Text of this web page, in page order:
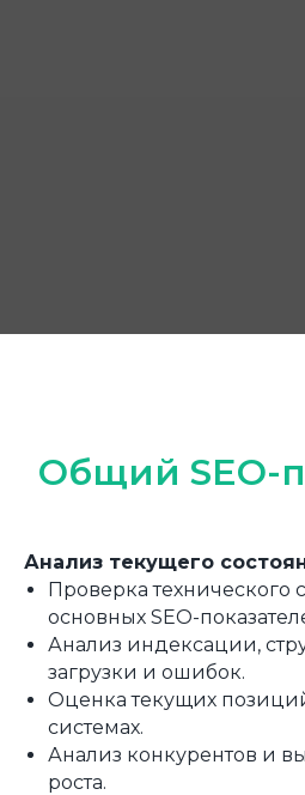
Общий SEO-
Анализ текущего
Проверка технического
основных SEO-
Анализ индексации,
загрузки и ошибок.
Оценка текущих
системах.
Анализ конкурентов и
роста.